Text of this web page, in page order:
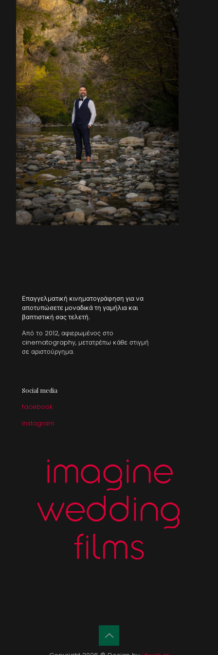
Επαγγελματική κινηματογράφηση για να
αποτυπώσετε μοναδικά τη γαμήλια και
βαπτιστική σας τελετή.
Από το 2012, αφιερωμένος στο
cinematography, μετατρέπω κάθε στιγμή
σε αριστούργημα.
Social media
facebook
instagram